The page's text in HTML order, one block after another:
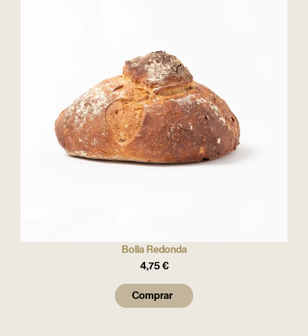
Bolla Redonda
4,75€
Comprar